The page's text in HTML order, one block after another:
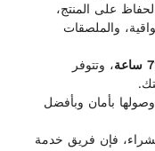
على المنتج،
والملصقات
، وتتوفر
بأمان وبأفضل
فإن فريق خدمة